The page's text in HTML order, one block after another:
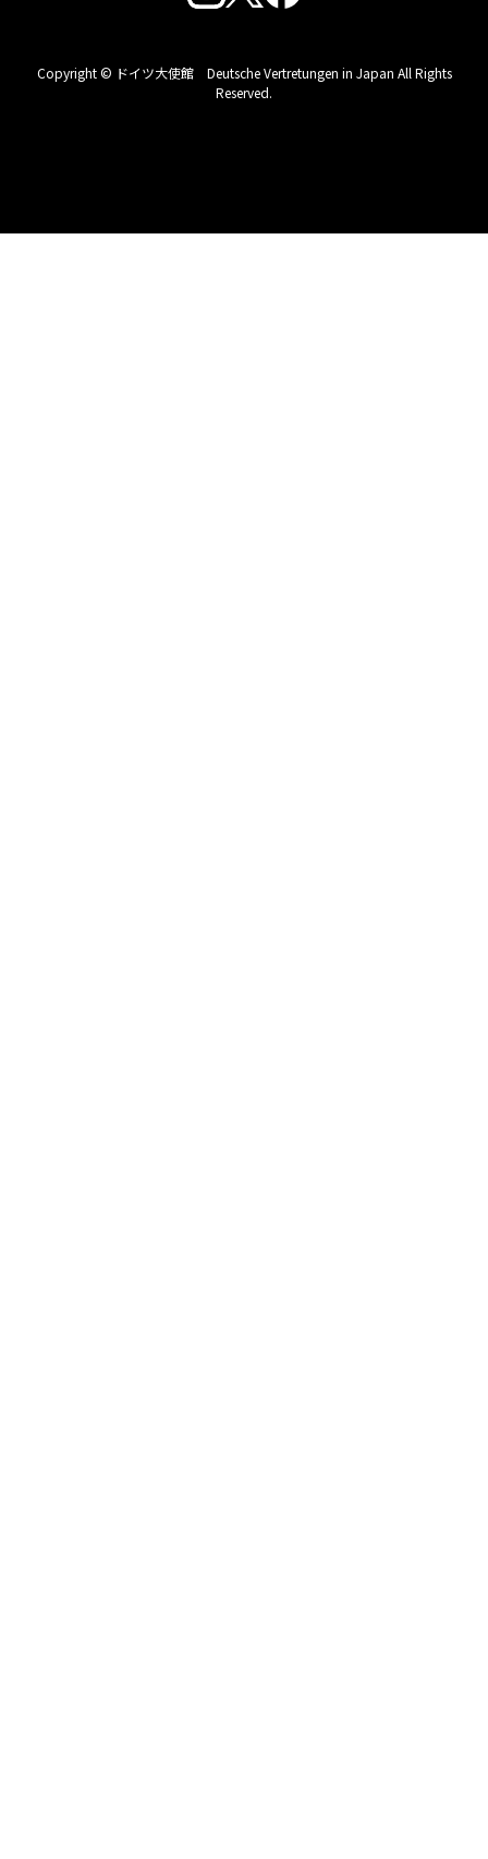
Copyright © ドイツ大使館 Deutsche Vertretungen in Japan All Rights
Reserved.